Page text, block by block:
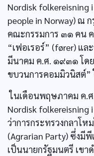
Nordisk folkereisning
people in Norway) ณ
คณะกรรมการ ๓๑ คน
“เฟอเรอร์” (fører) แ
มีนาคม ค.ศ. ๑๙๓๑ โด
ขบวนการคอมมิวนิสต์”
ในเดือนพฤษภาคม ค.
Nordisk
ว่าการกระทรวงกลาโ
(Agrarian Party) ซึ่งมี
เป็นนายกรัฐมนตรี เข